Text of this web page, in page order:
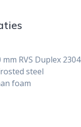
RVS Duplex 2304
steel
foam